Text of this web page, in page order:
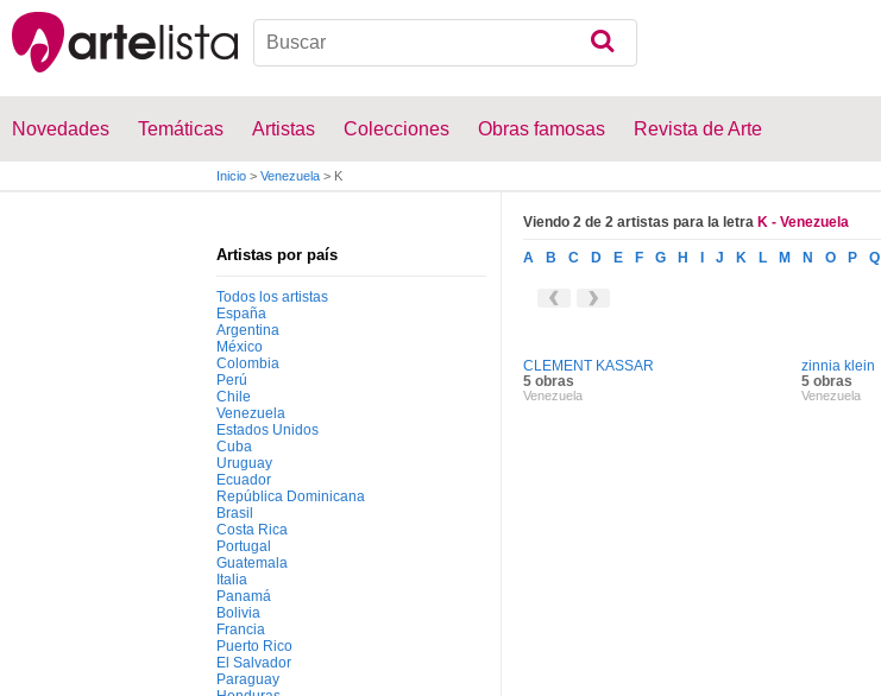
Novedades Temáticas Artistas Colecciones Obras famosas Revista de Arte
Inicio > Venezuela > K
Artistas por país
Todos los artistas
España
Argentina
México
Colombia
Perú
Chile
Venezuela
Estados Unidos
Cuba
Uruguay
Ecuador
República Dominicana
Brasil
Costa Rica
Portugal
Guatemala
Italia
Panamá
Bolivia
Francia
Puerto Rico
El Salvador
Paraguay
Viendo 2 de 2 artistas para la letra K - Venezuela
A B C D E F G H J K L M N O P Q
CLEMENT KASSAR
5 obras
Venezuela
zinnia klein
5 obras
Venezuela